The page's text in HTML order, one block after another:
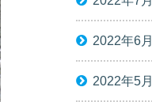
2022年6月
2022年5月